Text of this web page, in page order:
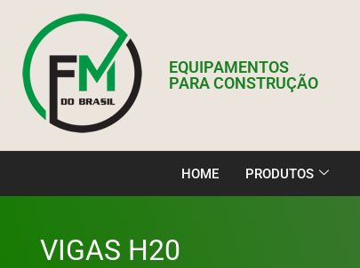
EQUIPAMENTOS
PARA CONSTRUÇÃO
HOME PRODUTOS
VIGAS H20